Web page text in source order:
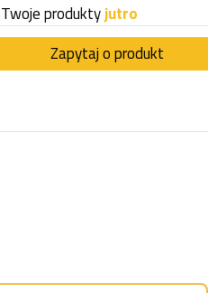
produktyjutro
Zapytaj o produkt